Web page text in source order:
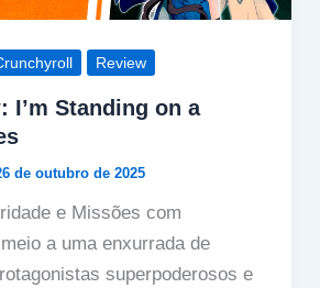
Review
I’m Standing on a
de outubro de 2025
e Missões com
a uma enxurrada de
superpoderosos e